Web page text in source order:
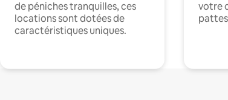
de péniches tranquilles, ces
locations sont dotées de
caractéristiques uniques.
votre